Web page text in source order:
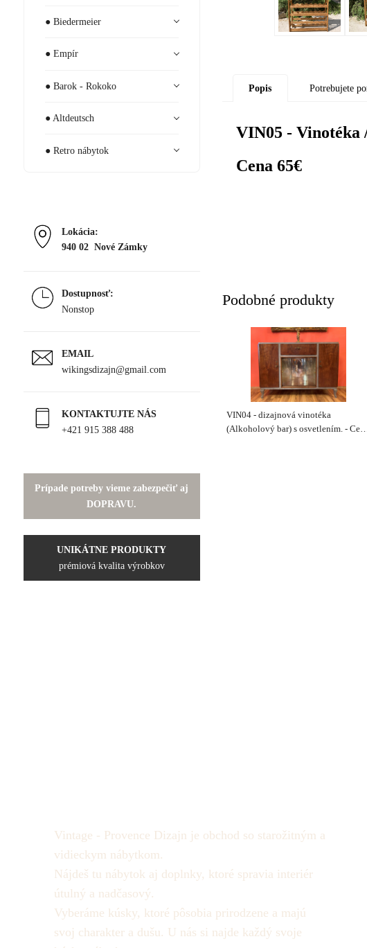
● Biedermeier
● Empír
● Barok - Rokoko
● Altdeutsch
● Retro nábytok
Lokácia:
940 02 Nové Zámky
Dostupnosť:
Nonstop
EMAIL
wikingsdizajn@gmail.com
KONTAKTUJTE NÁS
+421 915 388 488
Prípade potreby vieme zabezpečiť aj
DOPRAVU.
UNIKÁTNE PRODUKTY
prémiová kvalita výrobkov
Popis Potrebujete
VIN05 - Vinotéka
Cena 65€
Podobné produkty
VIN04 - dizajnová vinotéka
(Alkoholový bar) s osvetlením. - Cena
Vintage - Provence Dizajn je obchod so starožitným a
vidieckym nábytkom.
Nájdeš tu nábytok aj doplnky, ktoré spravia interiér
útulný a nadčasový.
Vyberáme kúsky, ktoré pôsobia prirodzene a majú
svoj charakter a dušu. U nás si najde každý svoje